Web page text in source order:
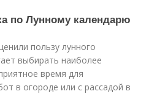
по Лунному календарю
пользу лунного
выбирать наиболее
время для
в огороде или с рассадой в